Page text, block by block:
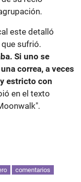
este detalló
sufrió.
Si uno se
correa, a veces
estricto con
en el texto
comentarios